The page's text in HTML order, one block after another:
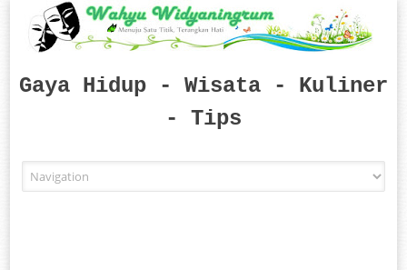
Gaya Hidup - Wisata - Kuliner
- Tips